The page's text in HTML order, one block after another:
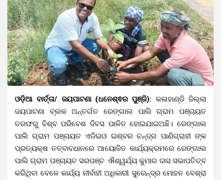
ଓଡ଼ିଆ ବାର୍ତ୍ତା/ ଜୟପାଟଣା (ଧନେଶ୍ଵର ପୁଞ୍ଜି): କଳାହାଣ୍ଡି ଜିଲ୍ଲା
ଜୟପାଟଣା ବ୍ଲକ ଅନ୍ତର୍ଗତ ରେଙ୍ଗାଲ ପାଲି ଗ୍ରାମ ପଞ୍ଚାୟତ
ତରଫରୁ ବିଶ୍ବ ପରିବେଶ ଦିବସ ପାଳିତ ହୋଇଯାଇଅଛି। ରେଙ୍ଗାଲ
ପାଲି ଗ୍ରାମ ପଞ୍ଚାୟତ ଏଡିଇଓ ଇଶ୍ବର ଚନ୍ଦ୍ର ପାଣିଗ୍ରାହୀ ଙ୍କ
ପ୍ରତ୍ୟକ୍ଷ ତତ୍ବାବଧାନରେ ଆୟୋଜିତ କାର୍ଯ୍ୟକ୍ରମରେ ରେଙ୍ଗାଲ
ପାଲି ଗ୍ରାମ ପଞ୍ଚାୟତ ସରପଞ୍ଚ ଐଶ୍ୱର୍ଯ୍ୟ କୁମାର ଦାସ ସଭାପତିତ୍ବ
କରିଥିବା ବେଳେ କାର୍ଯ୍ୟ ନୀର୍ବାହୀ ଅଧିକାରୀ ସୁରେନ୍ଦ୍ର ମୋହନ ବେଶ୍ରା